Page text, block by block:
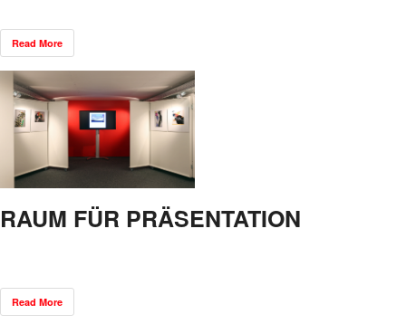
Read More
RAUM FÜR PRÄSENTATION
Read More